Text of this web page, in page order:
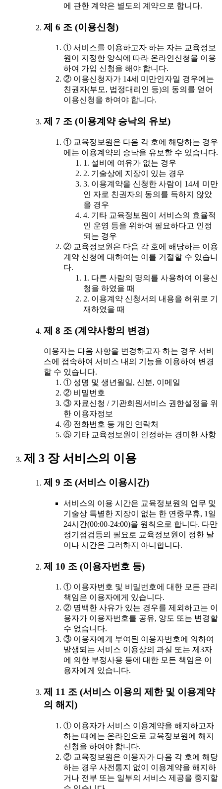
에 관한 계약은 별도의 계약으로 합니다.
제 6 조 (이용신청)
① 서비스를 이용하고자 하는 자는 교육정보
원이 지정한 양식에 따라 온라인신청을 이용
하여 가입 신청을 해야 합니다.
② 이용신청자가 14세 미만인자일 경우에는
친권자(부모, 법정대리인 등)의 동의를 얻어
이용신청을 하여야 합니다.
제 7 조 (이용계약 승낙의 유보)
① 교육정보원은 다음 각 호에 해당하는 경우
에는 이용계약의 승낙을 유보할 수 있습니다.
1. 설비에 여유가 없는 경우
2. 기술상에 지장이 있는 경우
3. 이용계약을 신청한 사람이 14세 미만
인 자로 친권자의 동의를 득하지 않았
을 경우
4. 기타 교육정보원이 서비스의 효율적
인 운영 등을 위하여 필요하다고 인정
되는 경우
② 교육정보원은 다음 각 호에 해당하는 이용
계약 신청에 대하여는 이를 거절할 수 있습니
다.
1. 다른 사람의 명의를 사용하여 이용신
청을 하였을 때
2. 이용계약 신청서의 내용을 허위로 기
재하였을 때
제 8 조 (계약사항의 변경)
이용자는 다음 사항을 변경하고자 하는 경우 서비
스에 접속하여 서비스 내의 기능을 이용하여 변경
할 수 있습니다.
① 성명 및 생년월일, 신분, 이메일
② 비밀번호
③ 자료신청 / 기관회원서비스 권한설정을 위
한 이용자정보
④ 전화번호 등 개인 연락처
⑤ 기타 교육정보원이 인정하는 경미한 사항
제 3 장 서비스의 이용
제 9 조 (서비스 이용시간)
서비스의 이용 시간은 교육정보원의 업무 및
기술상 특별한 지장이 없는 한 연중무휴, 1일
24시간(00:00-24:00)을 원칙으로 합니다. 다만
정기점검등의 필요로 교육정보원이 정한 날
이나 시간은 그러하지 아니합니다.
제 10 조 (이용자번호 등)
① 이용자번호 및 비밀번호에 대한 모든 관리
책임은 이용자에게 있습니다.
② 명백한 사유가 있는 경우를 제외하고는 이
용자가 이용자번호를 공유, 양도 또는 변경할
수 없습니다.
③ 이용자에게 부여된 이용자번호에 의하여
발생되는 서비스 이용상의 과실 또는 제3자
에 의한 부정사용 등에 대한 모든 책임은 이
용자에게 있습니다.
제 11 조 (서비스 이용의 제한 및 이용계약
의 해지)
① 이용자가 서비스 이용계약을 해지하고자
하는 때에는 온라인으로 교육정보원에 해지
신청을 하여야 합니다.
② 교육정보원은 이용자가 다음 각 호에 해당
하는 경우 사전통지 없이 이용계약을 해지하
거나 전부 또는 일부의 서비스 제공을 중지할